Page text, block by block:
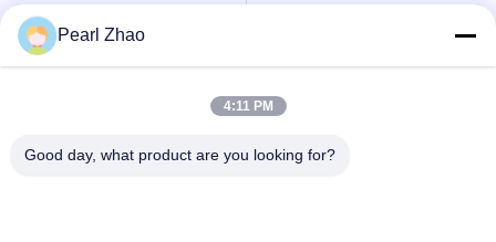
だ
さ
金属のgabionのバス
ケット
Pearl Zhao
4:11 PM
Good day, what product are you looking for?